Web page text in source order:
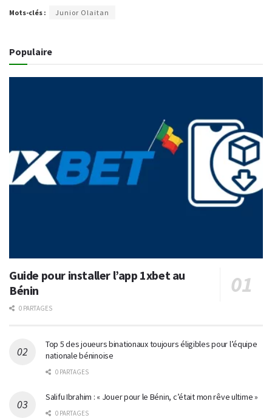
Mots-clés : Junior Olaitan
Populaire
Guide pour installer l’app 1xbet au
Bénin
0 PARTAGES
Top 5 des joueurs binationaux toujours éligibles pour l’équipe
nationale béninoise
0 PARTAGES
Salifu Ibrahim : « Jouer pour le Bénin, c’était mon rêve ultime »
0 PARTAGES